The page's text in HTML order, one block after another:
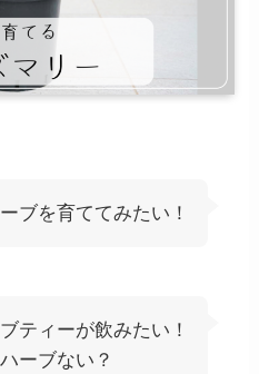
ブを育ててみたい！
ティーが飲みたい！
ーブない？